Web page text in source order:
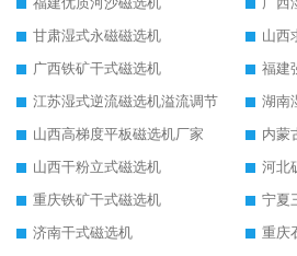
甘肃湿式永磁磁选机
山西
广西铁矿干式磁选机
福建
江苏湿式逆流磁选机溢流调节
湖南
山西高梯度平板磁选机厂家
内蒙
山西干粉立式磁选机
河北
重庆铁矿干式磁选机
宁夏
济南干式磁选机
重庆